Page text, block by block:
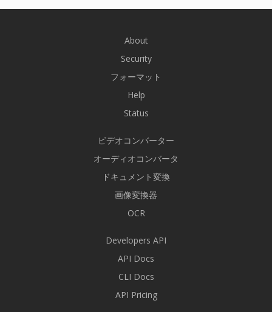
About
Security
フォーマット
Help
Status
ビデオコンバーター
オーディオコンバータ
ドキュメント変換
画像変換器
OCR
Developers API
API Docs
CLI Docs
API Pricing